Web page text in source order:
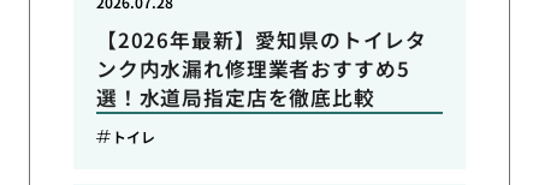
【2026年最新】愛知県のトイレタ
ンク内水漏れ修理業者おすすめ5
選！水道局指定店を徹底比較
トイレ